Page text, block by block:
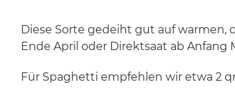
Diese Sorte gedeiht gut auf warmen,
Ende April oder Direktsaat ab Anfang
Für Spaghetti empfehlen wir etwa 2